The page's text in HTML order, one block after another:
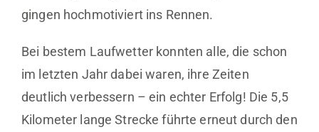
gingen hochmotiviert ins Rennen.
Bei bestem Laufwetter konnten alle, die schon
im letzten Jahr dabei waren, ihre Zeiten
deutlich verbessern – ein echter Erfolg! Die 5,5
Kilometer lange Strecke führte erneut durch den